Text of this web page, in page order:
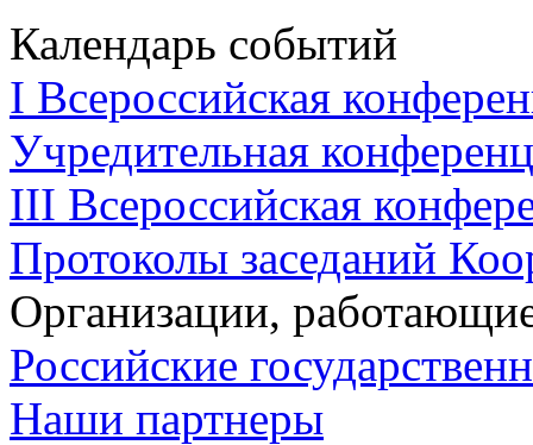
Календарь событий
I Всероссийская
Учредительная
III Всероссийская
Протоколы заседаний
Организации,
Российские
Наши партнеры